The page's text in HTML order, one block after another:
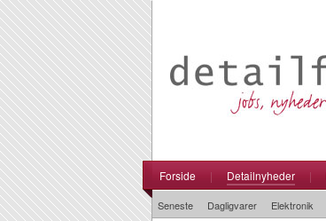
Forside | Detailnyheder |
Seneste Dagligvarer Elektronik